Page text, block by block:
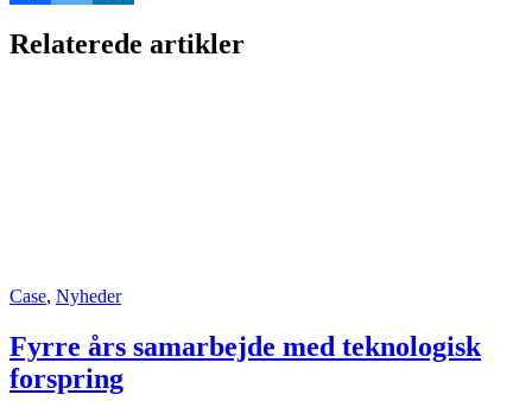
Relaterede artikler
Case, Nyheder
Fyrre års samarbejde med teknologisk
forspring